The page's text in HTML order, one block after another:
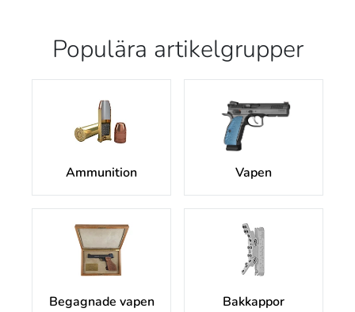
Populära artikelgrupper
Ammunition Vapen
Begagnade vapen Bakkappor